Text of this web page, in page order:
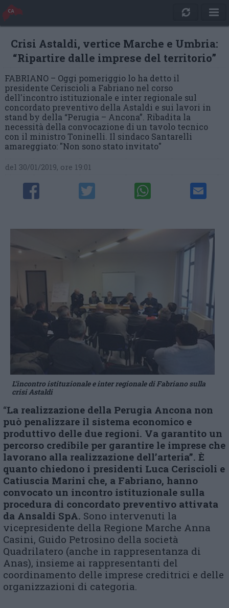
Crisi Astaldi, vertice Marche e Umbria:
“Ripartire dalle imprese del territorio”
FABRIANO – Oggi pomeriggio lo ha detto il
presidente Ceriscioli a Fabriano nel corso
dell'incontro istituzionale e inter regionale sul
concordato preventivo della Astaldi e sui lavori in
stand by della “Perugia – Ancona”. Ribadita la
necessità della convocazione di un tavolo tecnico
con il ministro Toninelli. Il sindaco Santarelli
amareggiato: "Non sono stato invitato"
del 30/01/2019, ore 19:01
L’incontro istituzionale e inter regionale di Fabriano sulla
crisi Astaldi
“La realizzazione della Perugia Ancona non
può penalizzare il sistema economico e
produttivo delle due regioni. Va garantito un
percorso credibile per garantire le imprese che
lavorano alla realizzazione dell’arteria”. È
quanto chiedono i presidenti Luca Ceriscioli e
Catiuscia Marini che, a Fabriano, hanno
convocato un incontro istituzionale sulla
procedura di concordato preventivo attivata
da Ansaldi SpA. Sono intervenuti la
vicepresidente della Regione Marche Anna
Casini, Guido Petrosino della società
Quadrilatero (anche in rappresentanza di
Anas), insieme ai rappresentanti del
coordinamento delle imprese creditrici e delle
organizzazioni di categoria.